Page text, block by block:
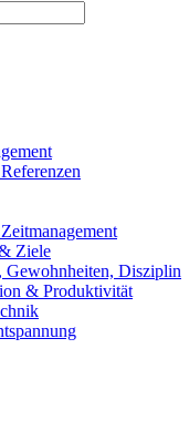
Ziele
Gewohnheiten, Disziplin
& Produktivität